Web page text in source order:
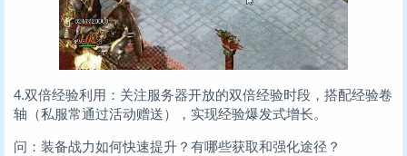
4.双倍经验利用：关注服务器开放的双倍经验时段，搭配经验卷
轴（私服常通过活动赠送），实现经验爆发式增长。
问：装备战力如何快速提升？有哪些获取和强化途径？